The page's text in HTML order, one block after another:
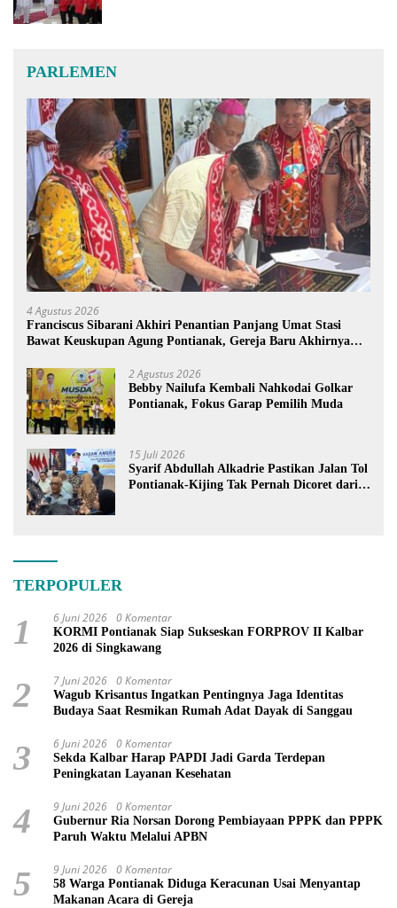
PARLEMEN
4 Agustus 2026
Franciscus Sibarani Akhiri Penantian Panjang Umat Stasi
Bawat Keuskupan Agung Pontianak, Gereja Baru Akhirnya
2 Agustus 2026
Bebby Nailufa Kembali Nahkodai Golkar
Pontianak, Fokus Garap Pemilih Muda
15 Juli 2026
Syarif Abdullah Alkadrie Pastikan Jalan Tol
Pontianak-Kijing Tak Pernah Dicoret dari
TERPOPULER
1 6 Juni 2026 0 Komentar
KORMI Pontianak Siap Sukseskan FORPROV II Kalbar
2026 di Singkawang
2 7 Juni 2026 0 Komentar
Wagub Krisantus Ingatkan Pentingnya Jaga Identitas
Budaya Saat Resmikan Rumah Adat Dayak di Sanggau
3 6 Juni 2026 0 Komentar
Sekda Kalbar Harap PAPDI Jadi Garda Terdepan
Peningkatan Layanan Kesehatan
4 9 Juni 2026 0 Komentar
Gubernur Ria Norsan Dorong Pembiayaan PPPK dan PPPK
Paruh Waktu Melalui APBN
5 9 Juni 2026 0 Komentar
58 Warga Pontianak Diduga Keracunan Usai Menyantap
Makanan Acara di Gereja